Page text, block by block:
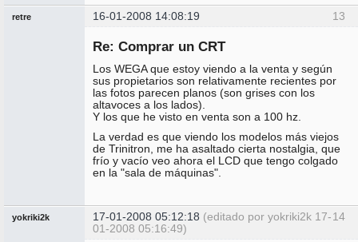
13
retre 16-01-2008 14:08:19
Re: Comprar un CRT
Los WEGA que estoy viendo a la venta y según
sus propietarios son relativamente recientes por
las fotos parecen planos (son grises con los
altavoces a los lados).
Y los que he visto en venta son a 100 hz.
La verdad es que viendo los modelos más viejos
de Trinitron, me ha asaltado cierta nostalgia, que
frío y vacío veo ahora el LCD que tengo colgado
en la "sala de máquinas".
14
yokriki2k 17-01-2008 05:12:18 (editado por yokriki2k 17-
01-2008 05:16:49)